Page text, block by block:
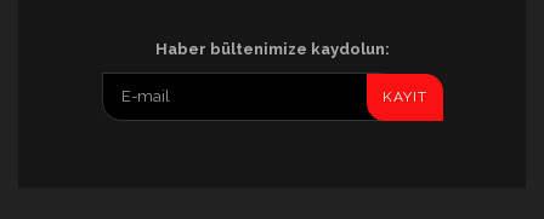
Haber bültenimize kaydolun: